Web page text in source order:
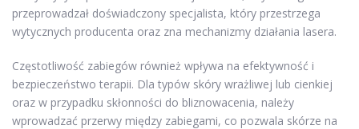
przeprowadzał doświadczony specjalista, który przestrzega
wytycznych producenta oraz zna mechanizmy działania lasera.
Częstotliwość zabiegów również wpływa na efektywność i
bezpieczeństwo terapii. Dla typów skóry wrażliwej lub cienkiej
oraz w przypadku skłonności do bliznowacenia, należy
wprowadzać przerwy między zabiegami, co pozwala skórze na